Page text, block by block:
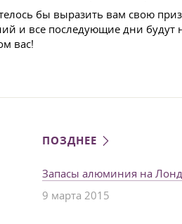
бы выразить вам свою
и все последующие дни
вас!
ПОЗДНЕЕ
Запасы алюминия на
9 марта 2015